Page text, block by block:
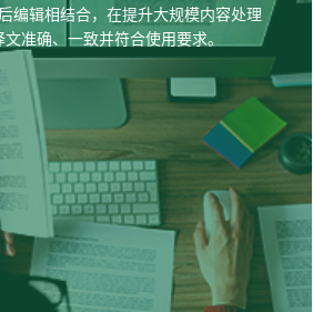
编辑相结合，在提升大规模内容处理
准确、一致并符合使用要求。